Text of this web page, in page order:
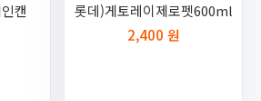
캔
롯데)게토레이제로펫600ml
2,400 원